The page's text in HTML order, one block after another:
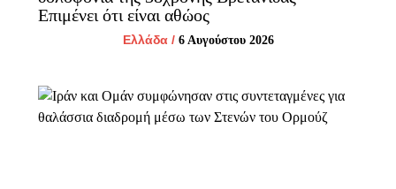
Επιμένει ότι είναι αθώος
Ελλάδα/ 6 Αυγούστου 2026